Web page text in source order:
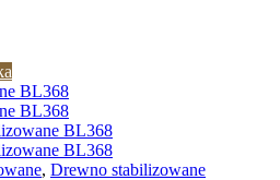
, Drewno stabilizowane